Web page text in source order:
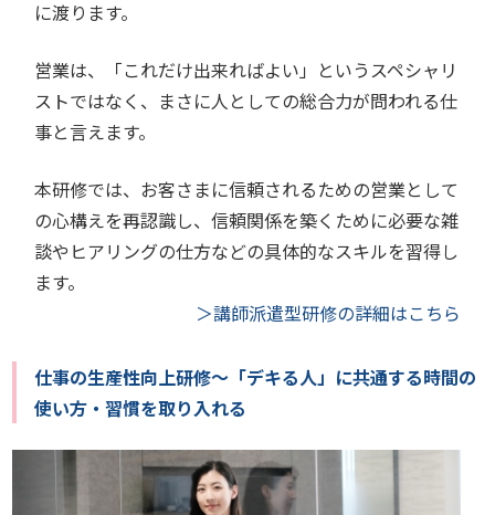
に渡ります。
営業は、「これだけ出来ればよい」というスペシャリ
ストではなく、まさに人としての総合力が問われる仕
事と言えます。
本研修では、お客さまに信頼されるための営業として
の心構えを再認識し、信頼関係を築くために必要な雑
談やヒアリングの仕方などの具体的なスキルを習得し
ます。
＞講師派遣型研修の詳細はこちら
仕事の生産性向上研修～「デキる人」に共通する時間の
使い方・習慣を取り入れる